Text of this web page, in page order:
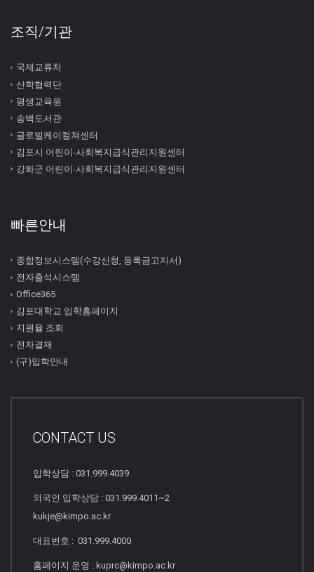
조직/기관
국제교류처
산학협력단
평생교육원
송백도서관
글로벌케이컬쳐센터
김포시 어린이∙사회복지급식관리지원센터
강화군 어린이∙사회복지급식관리지원센터
빠른안내
종합정보시스템(수강신청, 등록금고지서)
전자출석시스템
Office365
김포대학교 입학홈페이지
지원율 조회
전자결재
(구)입학안내
CONTACT US
입학상담 : 031.999.4039
외국인 입학상담 : 031.999.4011~2
kukje@kimpo.ac.kr
대표번호 : 031.999.4000
홈페이지 운영 : kuprc@kimpo.ac.kr